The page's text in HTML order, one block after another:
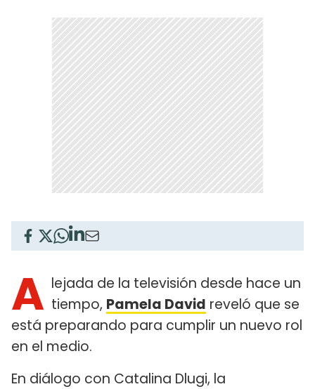
A lejada de la televisión desde hace un
tiempo, Pamela David reveló que se
está preparando para cumplir un nuevo rol
en el medio.
En diálogo con Catalina Dlugi, la